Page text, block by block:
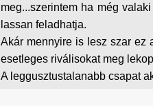
meg...szerintem ha még
lassan feladhatja.
Akár mennyire is lesz szar ez
esetleges riválisokat meg
A leggusztustalanabb csapat